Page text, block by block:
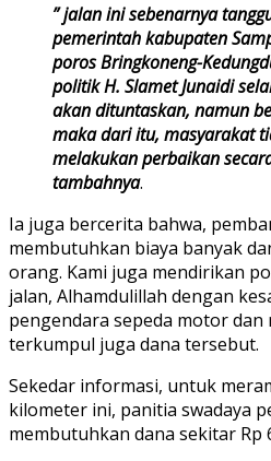
” jalan ini sebenarnya
pemerintah kabupaten
poros Bringkoneng-
politik H. Slamet Junaidi
akan dituntaskan, namun
maka dari itu, masyarakat
melakukan perbaikan
tambahnya.
Ia juga bercerita bahwa,
membutuhkan biaya banyak
orang. Kami juga mendirikan
jalan, Alhamdulillah dengan
pengendara sepeda motor dan
terkumpul juga dana tersebut.
Sekedar informasi, untuk
kilometer ini, panitia swadaya
membutuhkan dana sekitar Rp